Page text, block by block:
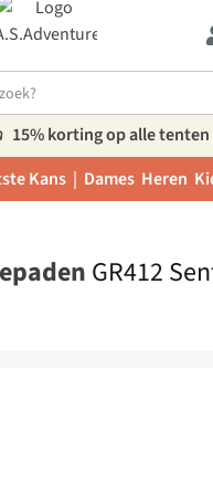
15% korting op alle tenten
Kans | Dames Heren
GR412